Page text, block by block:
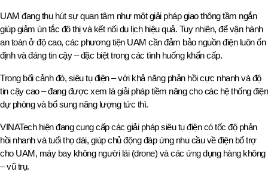
UAM đang thu hút sự quan tâm như một giải pháp giao thông tầm ngắn
giúp giảm ùn tắc đô thị và kết nối du lịch hiệu quả. Tuy nhiên, để vận hành
an toàn ở độ cao, các phương tiện UAM cần đảm bảo nguồn điện luôn ổn
định và đáng tin cậy – đặc biệt trong các tình huống khẩn cấp.
Trong bối cảnh đó, siêu tụ điện – với khả năng phản hồi cực nhanh và độ
tin cậy cao – đang được xem là giải pháp tiềm năng cho các hệ thống điện
dự phòng và bổ sung năng lượng tức thì.
VINATech hiện đang cung cấp các giải pháp siêu tụ điện có tốc độ phản
hồi nhanh và tuổi thọ dài, giúp chủ động đáp ứng nhu cầu về điện bổ trợ
cho UAM, máy bay không người lái (drone) và các ứng dụng hàng không
– vũ trụ.